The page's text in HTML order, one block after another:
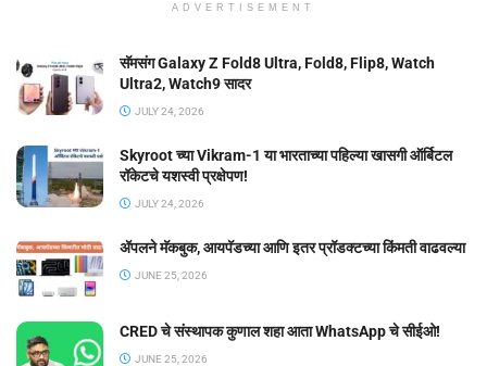
ADVERTISEMENT
सॅमसंग Galaxy Z Fold8 Ultra, Fold8, Flip8, Watch
Ultra2, Watch9 सादर
JULY 24, 2026
Skyroot च्या Vikram-1 या भारताच्या पहिल्या खासगी ऑर्बिटल
रॉकेटचे यशस्वी प्रक्षेपण!
JULY 24, 2026
ॲपलने मॅकबुक, आयपॅडच्या आणि इतर प्रॉडक्टच्या किंमती वाढवल्या
JUNE 25, 2026
CRED चे संस्थापक कुणाल शहा आता WhatsApp चे सीईओ!
JUNE 25, 2026